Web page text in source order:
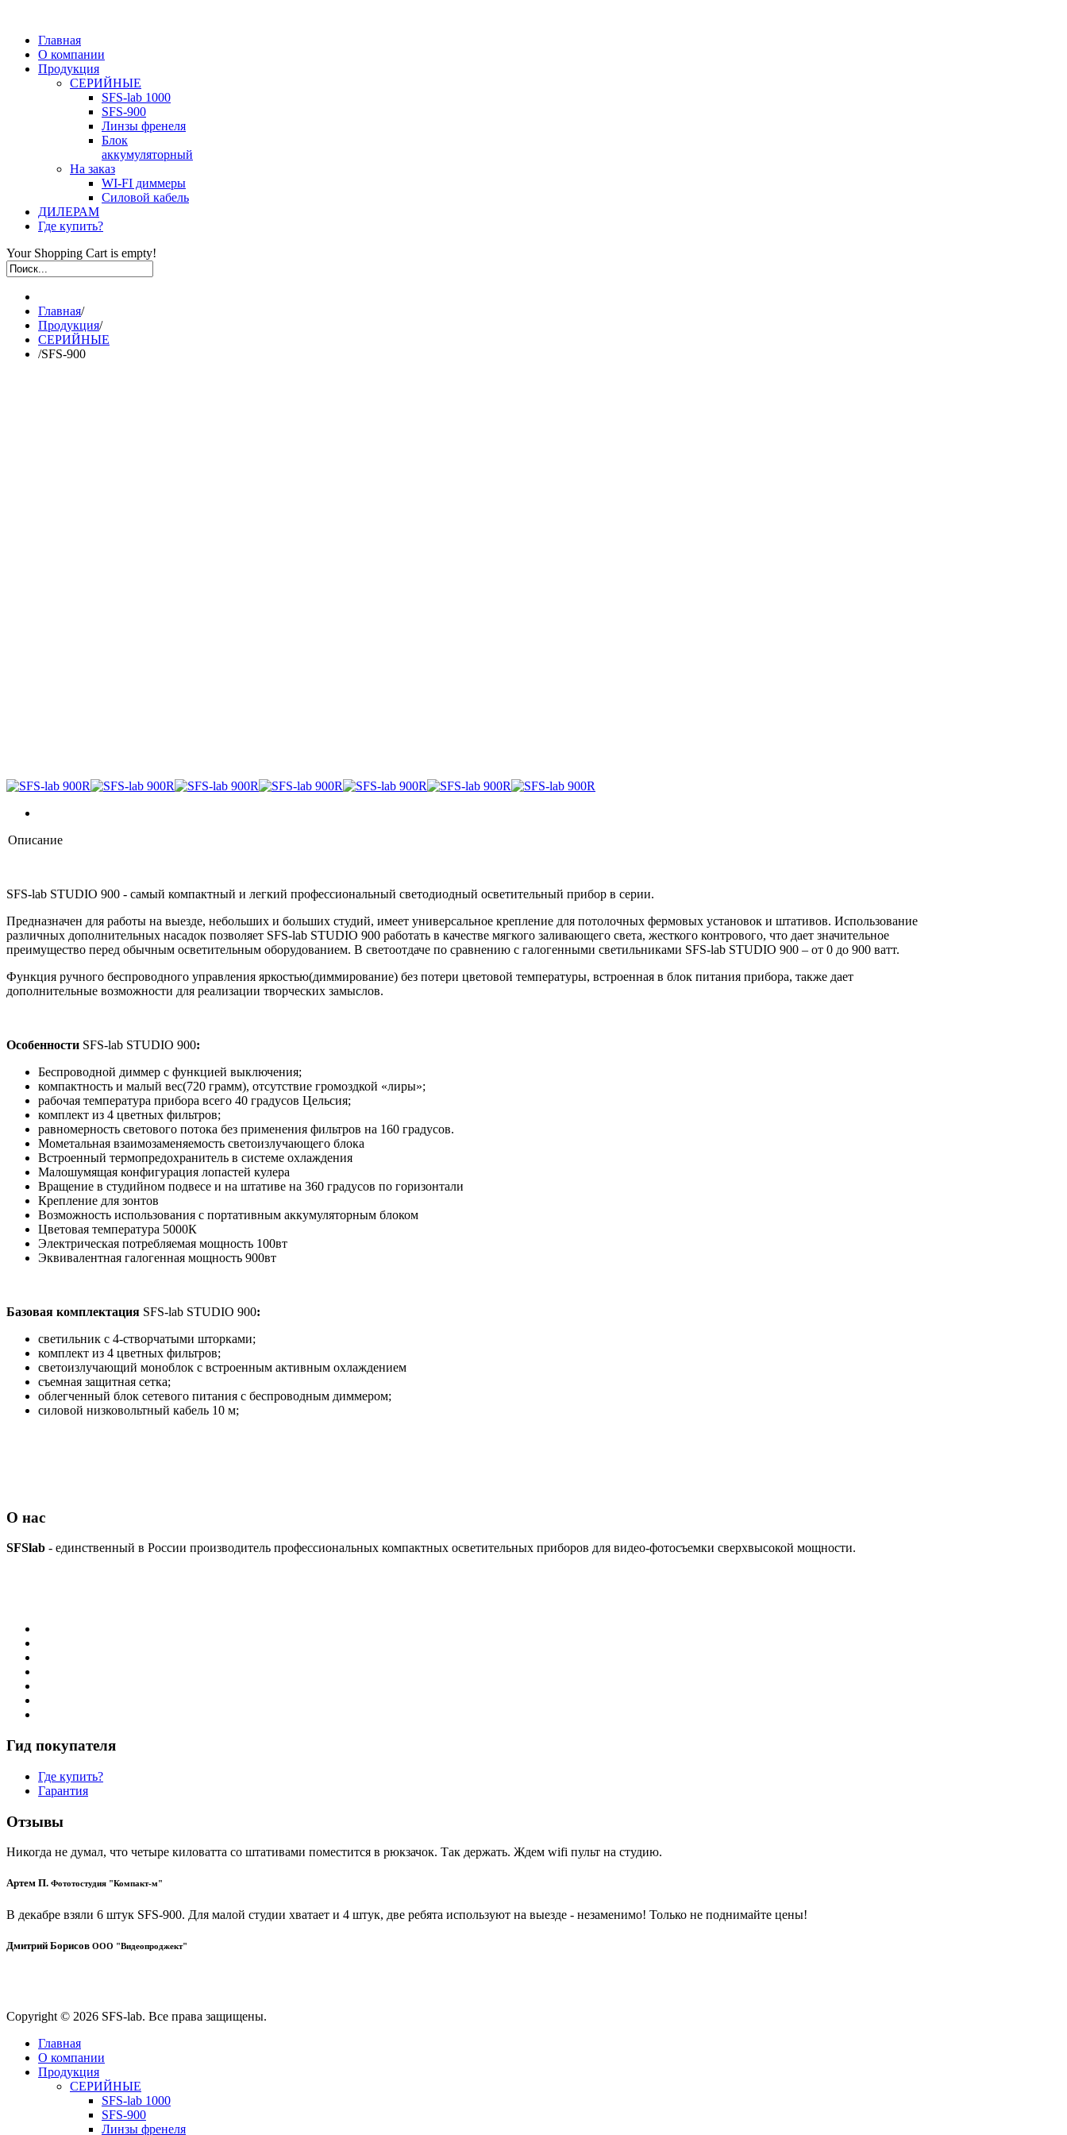
Главная
О компании
Продукция
СЕРИЙНЫЕ
SFS-lab 1000
SFS-900
Линзы френеля
Блок
аккумуляторный
На заказ
WI-FI диммеры
Силовой кабель
ДИЛЕРАМ
Где купить?
Your Shopping Cart is empty!
Главная/
Продукция/
СЕРИЙНЫЕ
/SFS-900
Описание
SFS-lab STUDIO 900 - cамый компактный и легкий профессиональный светодиодный осветительный прибор в серии.
Предназначен для работы на выезде, небольших и больших студий, имеет универсальное крепление для потолочных фермовых установок и штативов. Использование
различных дополнительных насадок позволяет SFS-lab STUDIO 900 работать в качестве мягкого заливающего света, жесткого контрового, что дает значительное
преимущество перед обычным осветительным оборудованием. В светоотдаче по сравнению с галогенными светильниками SFS-lab STUDIO 900 – от 0 до 900 ватт.
Функция ручного беспроводного управления яркостью(диммирование) без потери цветовой температуры, встроенная в блок питания прибора, также дает
дополнительные возможности для реализации творческих замыслов.
Особенности SFS-lab STUDIO 900:
Беспроводной диммер с функцией выключения;
компактность и малый вес(720 грамм), отсутствие громоздкой «лиры»;
рабочая температура прибора всего 40 градусов Цельсия;
комплект из 4 цветных фильтров;
равномерность светового потока без применения фильтров на 160 градусов.
Мометальная взаимозаменяемость светоизлучающего блока
Встроенный термопредохранитель в системе охлаждения
Малошумящая конфигурация лопастей кулера
Вращение в студийном подвесе и на штативе на 360 градусов по горизонтали
Крепление для зонтов
Возможность использования с портативным аккумуляторным блоком
Цветовая температура 5000К
Электрическая потребляемая мощность 100вт
Эквивалентная галогенная мощность 900вт
Базовая комплектация SFS-lab STUDIO 900:
светильник с 4-створчатыми шторками;
комплект из 4 цветных фильтров;
светоизлучающий моноблок с встроенным активным охлаждением
съемная защитная сетка;
облегченный блок сетевого питания с беспроводным диммером;
силовой низковольтный кабель 10 м;
О нас
SFSlab - единственный в России производитель профессиональных компактных осветительных приборов для видео-фотосъемки сверхвысокой мощности.
Гид покупателя
Где купить?
Гарантия
Отзывы
Никогда не думал, что четыре киловатта со штативами поместится в рюкзачок. Так держать. Ждем wifi пульт на студию.
Артем П. Фототостудия "Компакт-м"
В декабре взяли 6 штук SFS-900. Для малой студии хватает и 4 штук, две ребята используют на выезде - незаменимо! Только не поднимайте цены!
Дмитрий Борисов ООО "Видеопроджект"
Copyright © 2026 SFS-lab. Все права защищены.
Главная
О компании
Продукция
СЕРИЙНЫЕ
SFS-lab 1000
SFS-900
Линзы френеля